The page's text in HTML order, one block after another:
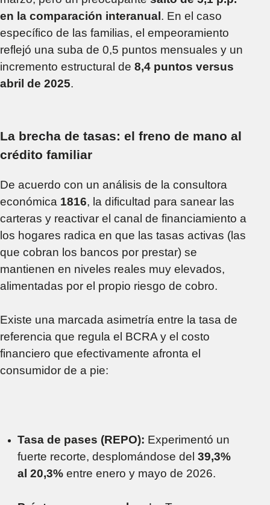
en la comparación interanual . En el caso
específico de las familias, el empeoramiento
reflejó una suba de 0,5 puntos mensuales y un
incremento estructural de 8,4 puntos versus
abril de 2025.
La brecha de tasas: el freno de mano al
crédito familiar
De acuerdo con un análisis de la consultora
económica 1816, la dificultad para sanear las
carteras y reactivar el canal de financiamiento a
los hogares radica en que las tasas activas (las
que cobran los bancos por prestar) se
mantienen en niveles reales muy elevados,
alimentadas por el propio riesgo de cobro.
Existe una marcada asimetría entre la tasa de
referencia que regula el BCRA y el costo
financiero que efectivamente afronta el
consumidor de a pie:
Tasa de pases (REPO): Experimentó un
fuerte recorte, desplomándose del 39,3%
al 20,3%entre enero y mayo de 2026.